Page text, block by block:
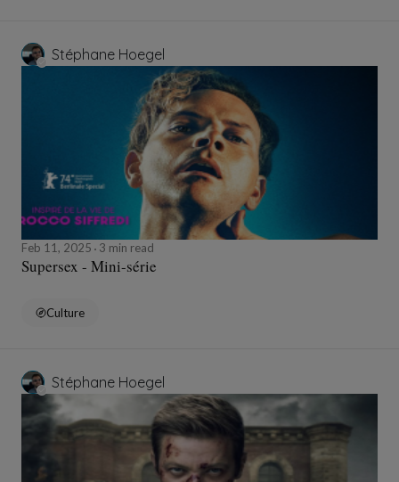
Stéphane Hoegel
Feb 11, 2025 3 min read
Supersex - Mini-série
Culture
Stéphane Hoegel